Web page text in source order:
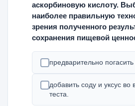
аскорбиновую кислоту.
наиболее правильную
зрения полученного
сохранения пищевой
предварительно
добавить соду и уксус во
теста.